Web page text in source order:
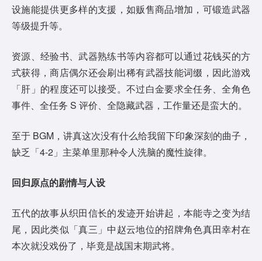
设施能提供更多样的支援，如贩售商品增加，可锻造武器
等级提升等。
资源、经验书、武器熟练书等内容都可以通过花钱买的方
式获得，商店偶尔还会刷出稀有武器技能词缀，因此游戏
「肝」的程度还可以接受。不过白金要求全任务、全角色
事件、全任务 S 评价、全隐藏武器，工作量还是蛮大的。
至于 BGM，讲真这次没有什么给我留下印象深刻的曲子，
缺乏「4-2」主菜单里那种令人洗脑的魔性旋律。
回归原点的剧情与人设
五代的故事从织田信长的发迹开始讲起，本能寺之变为结
尾，因此类似「真三」中赵云地位的招牌角色真田幸村在
本次就没戏份了，毕竟是战国末期武将。